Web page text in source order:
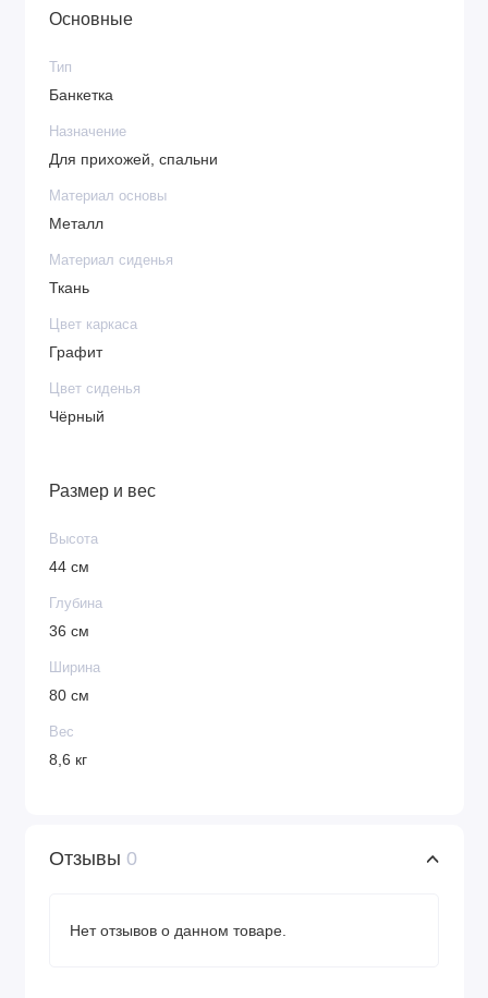
Основные
Тип
Банкетка
Назначение
Для прихожей, спальни
Материал основы
Металл
Материал сиденья
Ткань
Цвет каркаса
Графит
Цвет сиденья
Чёрный
Размер и вес
Высота
44 см
Глубина
36 см
Ширина
80 см
Вес
8,6 кг
Отзывы 0
Нет отзывов о данном товаре.